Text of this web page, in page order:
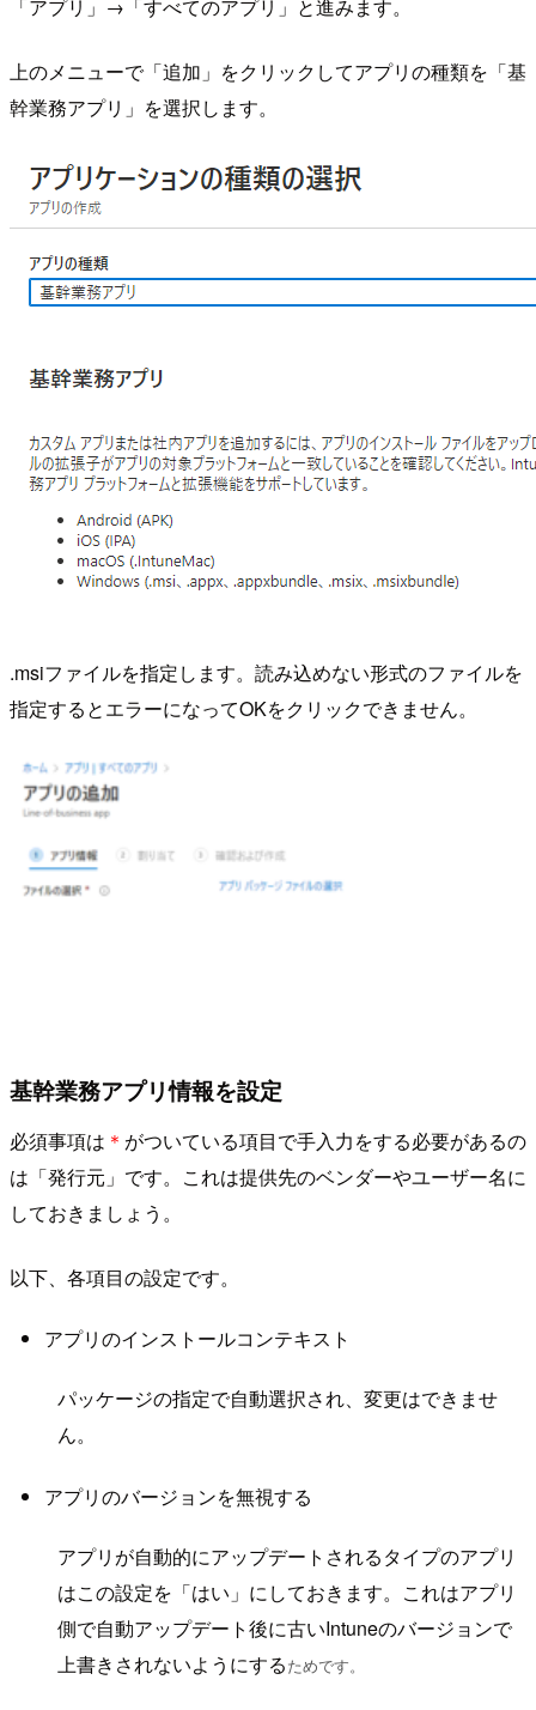
「アプリ」→「すべてのアプリ」と進みます。
上のメニューで「追加」をクリックしてアプリの種類を「基
幹業務アプリ」を選択します。
.msiファイルを指定します。読み込めない形式のファイルを
指定するとエラーになってOKをクリックできません。
基幹業務アプリ情報を設定
必須事項は ＊ がついている項目で手入力をする必要があるの
は「発行元」です。これは提供先のベンダーやユーザー名に
しておきましょう。
以下、各項目の設定です。
アプリのインストールコンテキスト
パッケージの指定で自動選択され、変更はできませ
ん。
アプリのバージョンを無視する
アプリが自動的にアップデートされるタイプのアプリ
はこの設定を「はい」にしておきます。これはアプリ
側で自動アップデート後に古いIntuneのバージョンで
上書きされないようにするためです。